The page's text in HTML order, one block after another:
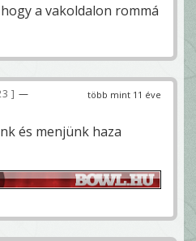
a vakoldalon rommá
több mint 11 éve
—
és menjünk haza